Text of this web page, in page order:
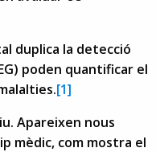
duplica la detecció
poden quantificar el
[1]
Apareixen nous
mèdic, com mostra el